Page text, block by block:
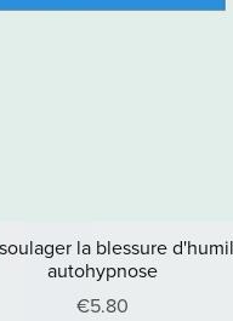
la blessure
autohypnose
€5.80